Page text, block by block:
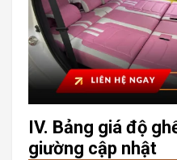
IV. Bảng giá độ
giường cập nhật